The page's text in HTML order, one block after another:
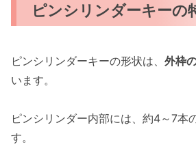
ピンシリンダーキーの
ピンシリンダーキーの形状は、 外枠
います。
ピンシリンダー内部には、約4～7本
す。